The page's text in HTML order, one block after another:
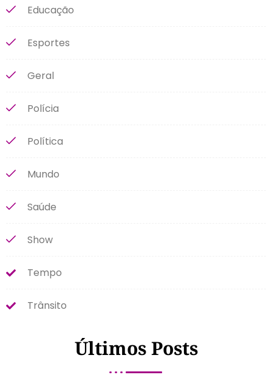
Educação
Esportes
Geral
Polícia
Política
Mundo
Saúde
Show
Tempo
Trânsito
Últimos Posts